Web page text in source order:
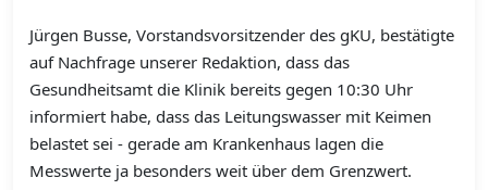
Jürgen Busse, Vorstandsvorsitzender des gKU, bestätigte
auf Nachfrage unserer Redaktion, dass das
Gesundheitsamt die Klinik bereits gegen 10:30 Uhr
informiert habe, dass das Leitungswasser mit Keimen
belastet sei - gerade am Krankenhaus lagen die
Messwerte ja besonders weit über dem Grenzwert.